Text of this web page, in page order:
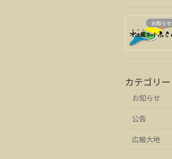
お知らせ
カテゴリー
お知らせ
公告
広報大地